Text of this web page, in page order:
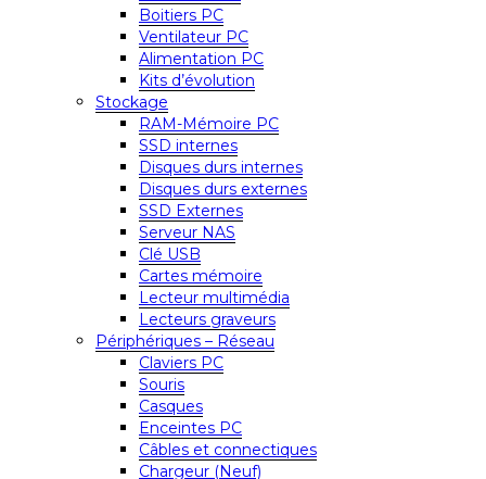
Boitiers PC
Ventilateur PC
Alimentation PC
Kits d’évolution
Stockage
RAM-Mémoire PC
SSD internes
Disques durs internes
Disques durs externes
SSD Externes
Serveur NAS
Clé USB
Cartes mémoire
Lecteur multimédia
Lecteurs graveurs
Périphériques – Réseau
Claviers PC
Souris
Casques
Enceintes PC
Câbles et connectiques
Chargeur (Neuf)